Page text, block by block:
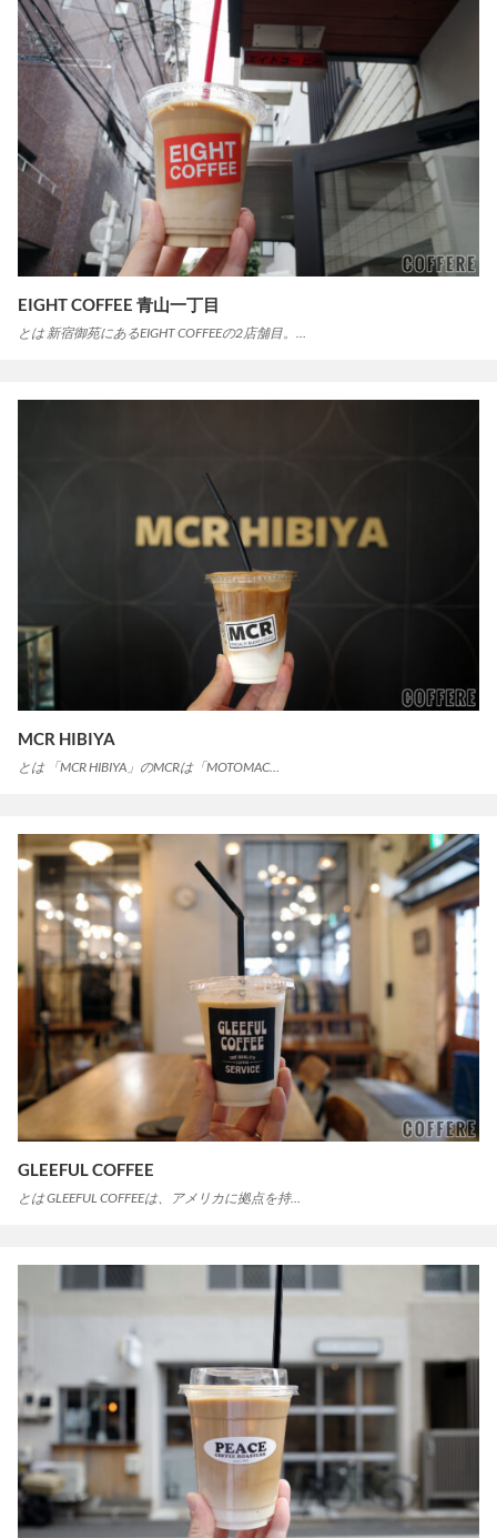
EIGHT COFFEE 青山一丁目
とは 新宿御苑にあるEIGHT COFFEEの2店舗目。…
MCR HIBIYA
とは 「MCR HIBIYA」のMCRは「MOTOMAC…
GLEEFUL COFFEE
とは GLEEFUL COFFEEは、アメリカに拠点を持…